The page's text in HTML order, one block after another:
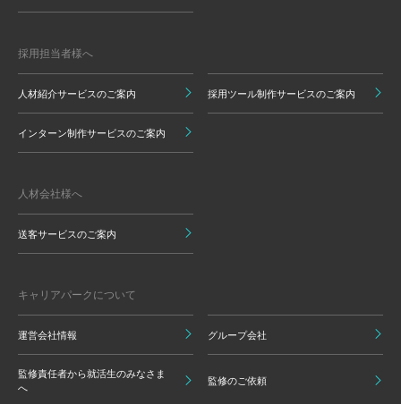
採用担当者様へ
人材紹介サービスのご案内 採用ツール制作サービスのご案内
インターン制作サービスのご案内
人材会社様へ
送客サービスのご案内
キャリアパークについて
運営会社情報 グループ会社
監修責任者から就活生のみなさま
へ
監修のご依頼